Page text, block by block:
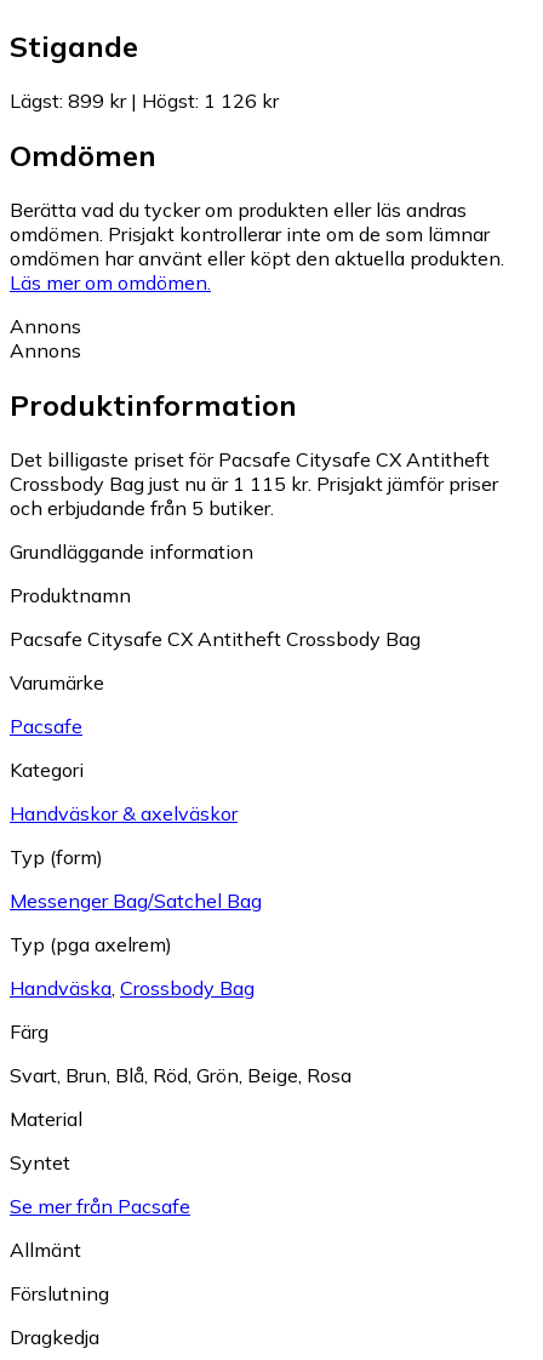
Stigande
Lägst: 899 kr| Högst: 1 126 kr
Omdömen
Berätta vad du tycker om produkten eller läs andras
omdömen. Prisjakt kontrollerar inte om de som lämnar
omdömen har använt eller köpt den aktuella produkten.
Läs mer om omdömen.
Annons
Annons
Produktinformation
Det billigaste priset för Pacsafe Citysafe CX Antitheft
Crossbody Bag just nu är 1 115 kr. Prisjakt jämför priser
och erbjudande från 5 butiker.
Grundläggande information
Produktnamn
Pacsafe Citysafe CX Antitheft Crossbody Bag
Varumärke
Pacsafe
Kategori
Handväskor & axelväskor
Typ (form)
Messenger Bag/Satchel Bag
Typ (pga axelrem)
Handväska, Crossbody Bag
Färg
Svart, Brun, Blå, Röd, Grön, Beige, Rosa
Material
Syntet
Se mer från Pacsafe
Allmänt
Förslutning
Dragkedja